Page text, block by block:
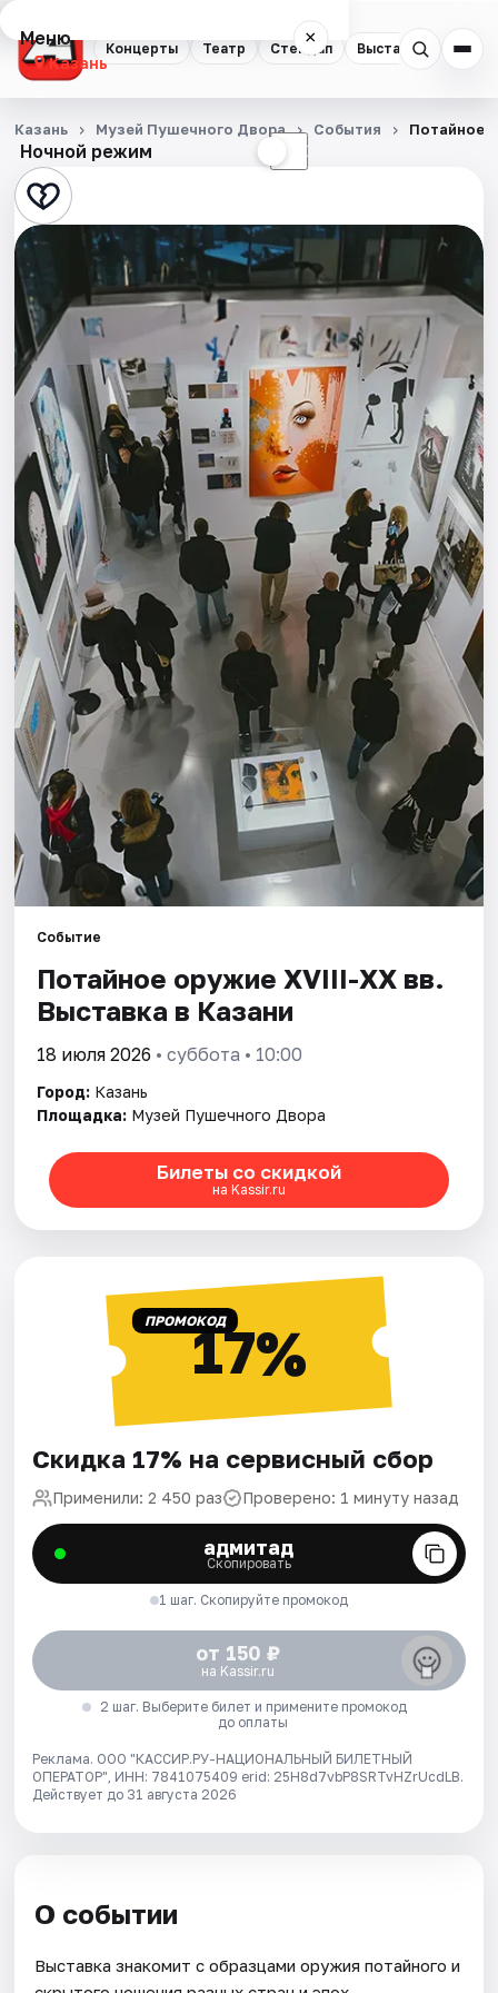
Концерты Театр Стендап Выставки
Меню ×
Казань
Концерты
Театр
Стендап
Выставки
Квесты
Экскурсии
Спорт
События
Города
Площадки
Артисты
Рейтинги
Ночной режим ☾
Казань Музей Пушечного Двора События Потайное
Событие
Потайное оружие XVIII-XX вв.
Выставка в Казани
18 июля 2026 • суббота • 10:00
Город: Казань
Площадка: Музей Пушечного Двора
Билеты со скидкой
на Kassir.ru
ПРОМОКОД17%
Скидка 17% на сервисный сбор
Применили: 2 450 раз Проверено: 1 минуту назад
адмитад
Скопировать
1 шаг. Скопируйте промокод
от 150 ₽
на Kassir.ru
2 шаг. Выберите билет и примените промокод
до оплаты
Реклама. ООО "КАССИР.РУ-НАЦИОНАЛЬНЫЙ БИЛЕТНЫЙ
ОПЕРАТОР", ИНН: 7841075409 erid: 25H8d7vbP8SRTvHZrUcdLB.
Действует до 31 августа 2026
О событии
Выставка знакомит с образцами оружия потайного и